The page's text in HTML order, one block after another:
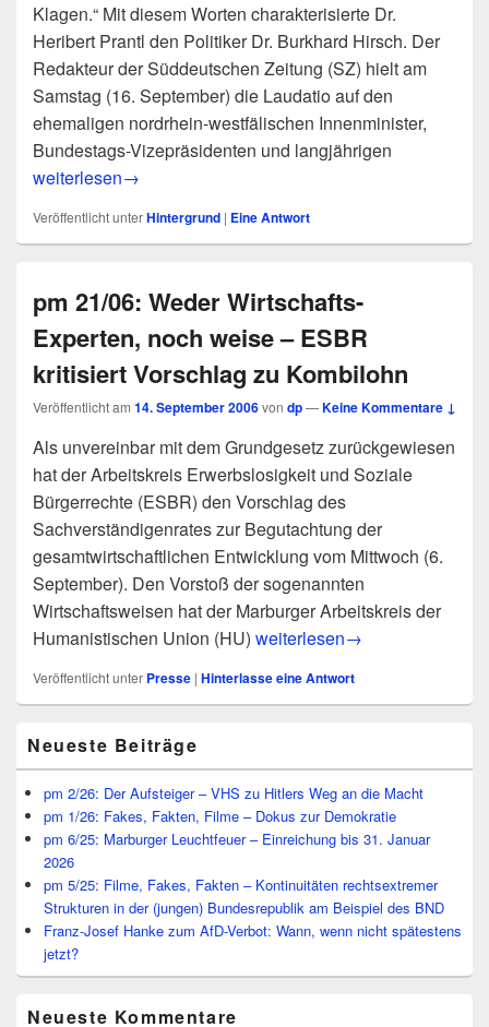
Klagen.“ Mit diesem Worten charakterisierte Dr.
Heribert Prantl den Politiker Dr. Burkhard Hirsch. Der
Redakteur der Süddeutschen Zeitung (SZ) hielt am
Samstag (16. September) die Laudatio auf den
ehemaligen nordrhein-westfälischen Innenminister,
Bundestags-Vizepräsidenten und langjährigen
Standhafter Kämpfer für die Bürgerrechte – Burkhard
weiterlesen→
Veröffentlicht unterHintergrund | EineAntwort
pm 21/06: Weder Wirtschafts-
Experten, noch weise – ESBR
kritisiert Vorschlag zu Kombilohn
Veröffentlicht am 14. September 2006von dp—Keine Kommentare ↓
Als unvereinbar mit dem Grundgesetz zurückgewiesen
hat der Arbeitskreis Erwerbslosigkeit und Soziale
Bürgerrechte (ESBR) den Vorschlag des
Sachverständigenrates zur Begutachtung der
gesamtwirtschaftlichen Entwicklung vom Mittwoch (6.
September). Den Vorstoß der sogenannten
Wirtschaftsweisen hat der Marburger Arbeitskreis der
Humanistischen Union (HU) pm 21/06: Weder
weiterlesen→
Veröffentlicht unter Presse | Hinterlasse eine Antwort
Seitenleisten
Widget-
Bereich
Neueste Beiträge
pm 2/26: Der Aufsteiger – VHS zu Hitlers Weg an die Macht
pm 1/26: Fakes, Fakten, Filme – Dokus zur Demokratie
pm 6/25: Marburger Leuchtfeuer – Einreichung bis 31. Januar
2026
pm 5/25: Filme, Fakes, Fakten – Kontinuitäten rechtsextremer
Strukturen in der (jungen) Bundesrepublik am Beispiel des BND
Franz-Josef Hanke zum AfD-Verbot: Wann, wenn nicht spätestens
jetzt?
Neueste Kommentare